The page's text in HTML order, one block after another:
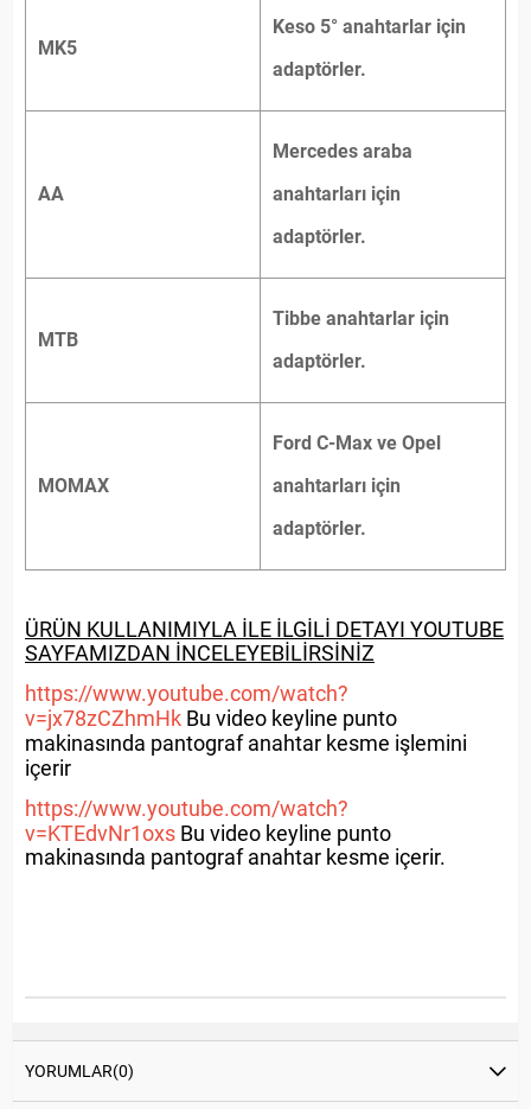
MK5
Keso 5° anahtarlar için
adaptörler.
AA
Mercedes araba
anahtarları için
adaptörler.
MTB
Tibbe anahtarlar için
adaptörler.
MOMAX
Ford C-Max ve Opel
anahtarları için
adaptörler.
ÜRÜN KULLANIMIYLA İLE İLGİLİ DETAYI YOUTUBE
SAYFAMIZDAN İNCELEYEBİLİRSİNİZ
https://www.youtube.com/watch?
v=jx78zCZhmHk Bu video keyline punto
makinasında pantograf anahtar kesme işlemini
içerir
https://www.youtube.com/watch?
v=KTEdvNr1oxs Bu video keyline punto
makinasında pantograf anahtar kesme içerir.
YORUMLAR(0)